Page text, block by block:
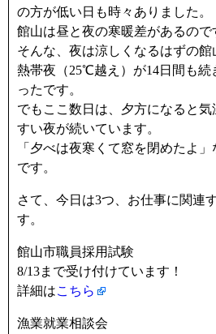
の方が低い日も時々ありました。
館山は昼と夜の寒暖差があるので
そんな、夜は涼しくなるはずの
熱帯夜（25℃越え）が14日間も続
ったです。
でもここ数日は、夕方になると
すい夜が続いています。
「夕べは夜寒くて窓を閉めたよ
です。
さて、今日は3つ、お仕事に関連
す。
館山市職員採用試験
8/13まで受け付けています！
詳細はこちら
漁業就業相談会